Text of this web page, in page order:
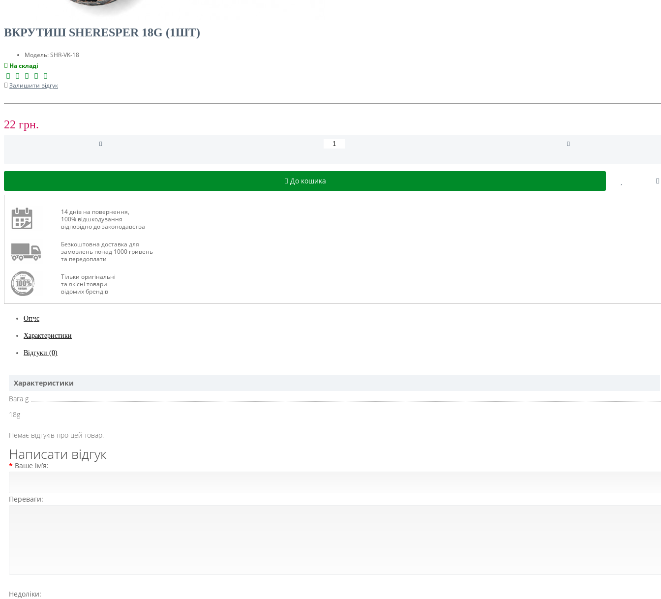
ВКРУТИШ SHERESPER 18G (1ШТ)
Модель:SHR-VK-18
На складі
Залишити відгук
22 грн.
До кошика
14 днів на повернення,
100% відшкодування
відповідно до законодавства
Безкоштовна доставка для
замовлень понад 1000 гривень
та передоплати
Тільки оригінальні
та якісні товари
відомих брендів
Опис
Характеристики
Відгуки (0)
Характеристики
Вага g
18g
Немає відгуків про цей товар.
Написати відгук
Ваше ім’я:
Переваги:
Недоліки: